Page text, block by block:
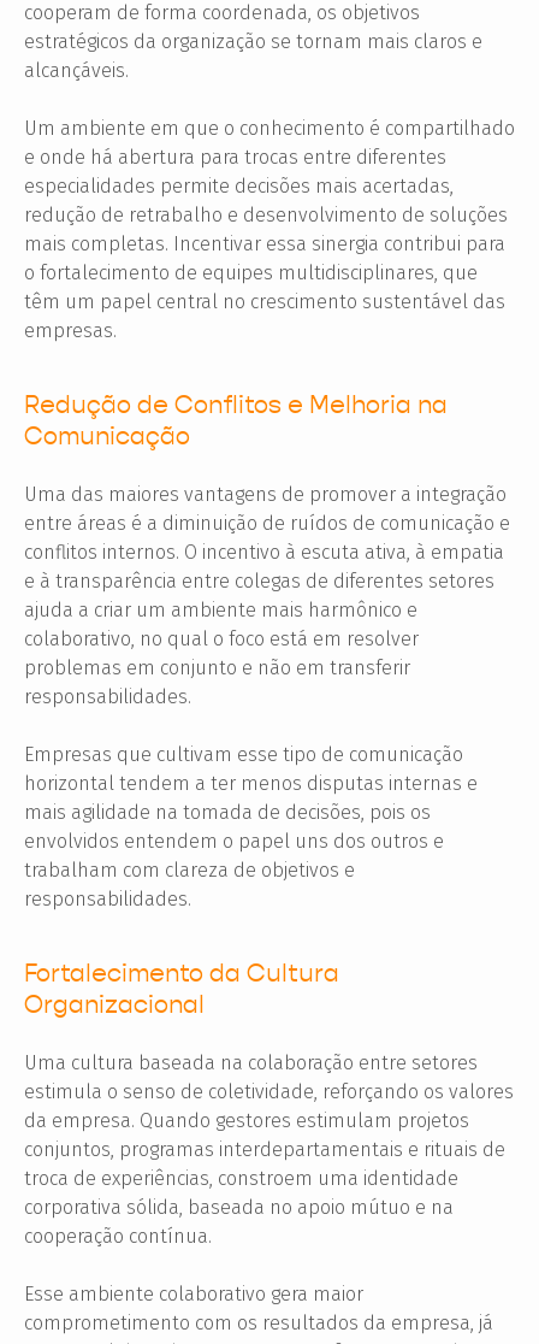
cooperam de forma coordenada, os objetivos
estratégicos da organização se tornam mais claros e
alcançáveis.
Um ambiente em que o conhecimento é compartilhado
e onde há abertura para trocas entre diferentes
especialidades permite decisões mais acertadas,
redução de retrabalho e desenvolvimento de soluções
mais completas. Incentivar essa sinergia contribui para
o fortalecimento de equipes multidisciplinares, que
têm um papel central no crescimento sustentável das
empresas.
Redução de Conflitos e Melhoria na
Comunicação
Uma das maiores vantagens de promover a integração
entre áreas é a diminuição de ruídos de comunicação e
conflitos internos. O incentivo à escuta ativa, à empatia
e à transparência entre colegas de diferentes setores
ajuda a criar um ambiente mais harmônico e
colaborativo, no qual o foco está em resolver
problemas em conjunto e não em transferir
responsabilidades.
Empresas que cultivam esse tipo de comunicação
horizontal tendem a ter menos disputas internas e
mais agilidade na tomada de decisões, pois os
envolvidos entendem o papel uns dos outros e
trabalham com clareza de objetivos e
responsabilidades.
Fortalecimento da Cultura
Organizacional
Uma cultura baseada na colaboração entre setores
estimula o senso de coletividade, reforçando os valores
da empresa. Quando gestores estimulam projetos
conjuntos, programas interdepartamentais e rituais de
troca de experiências, constroem uma identidade
corporativa sólida, baseada no apoio mútuo e na
cooperação contínua.
Esse ambiente colaborativo gera maior
comprometimento com os resultados da empresa, já